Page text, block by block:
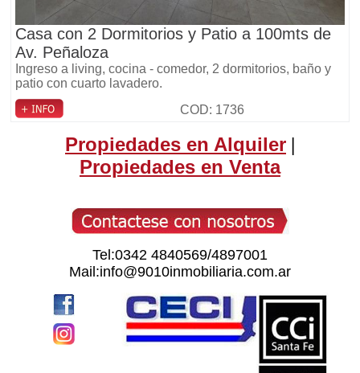
Casa con 2 Dormitorios y Patio a 100mts de
Av. Peñaloza
Ingreso a living, cocina - comedor, 2 dormitorios, baño y
patio con cuarto lavadero.
COD: 1736
Propiedades en Alquiler|
Propiedades en Venta
Tel:0342 4840569/4897001
Mail:info@9010inmobiliaria.com.ar